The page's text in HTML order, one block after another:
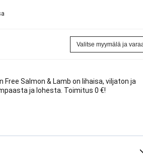
Valitse myymälä ja
Free Salmon & Lamb on lihaisa, viljaton ja
ja lohesta. Toimitus 0 €!